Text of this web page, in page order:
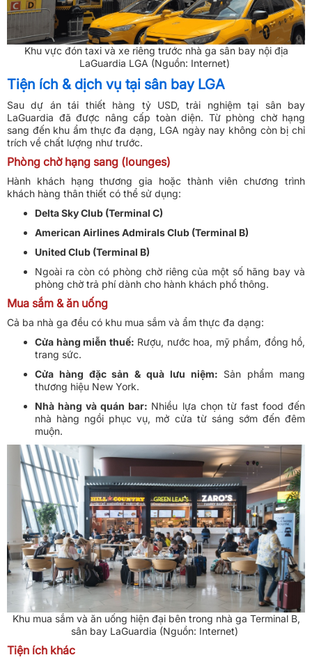
Khu vực đón taxi và xe riêng trước nhà ga sân bay nội địa
LaGuardia LGA (Nguồn: Internet)
Tiện ích & dịch vụ tại sân bay LGA
Sau dự án tái thiết hàng tỷ USD, trải nghiệm tại sân bay
LaGuardia đã được nâng cấp toàn diện. Từ phòng chờ hạng
sang đến khu ẩm thực đa dạng, LGA ngày nay không còn bị chỉ
trích về chất lượng như trước.
Phòng chờ hạng sang (lounges)
Hành khách hạng thương gia hoặc thành viên chương trình
khách hàng thân thiết có thể sử dụng:
Delta Sky Club (Terminal C)
American Airlines Admirals Club (Terminal B)
United Club (Terminal B)
Ngoài ra còn có phòng chờ riêng của một số hãng bay và
phòng chờ trả phí dành cho hành khách phổ thông.
Mua sắm & ăn uống
Cả ba nhà ga đều có khu mua sắm và ẩm thực đa dạng:
Cửa hàng miễn thuế: Rượu, nước hoa, mỹ phẩm, đồng hồ,
trang sức.
Cửa hàng đặc sản & quà lưu niệm: Sản phẩm mang
thương hiệu New York.
Nhà hàng và quán bar: Nhiều lựa chọn từ fast food đến
nhà hàng ngồi phục vụ, mở cửa từ sáng sớm đến đêm
muộn.
Khu mua sắm và ăn uống hiện đại bên trong nhà ga Terminal B,
sân bay LaGuardia (Nguồn: Internet)
Tiện ích khác